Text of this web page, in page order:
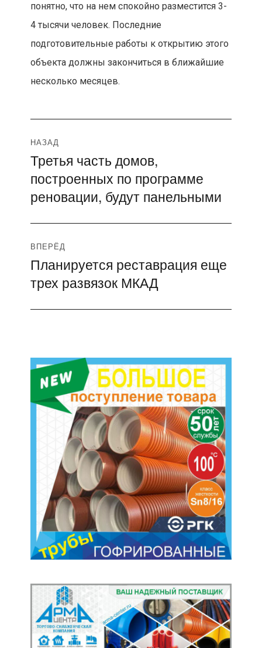
понятно, что на нем спокойно разместится 3-
4 тысячи человек. Последние
подготовительные работы к открытию этого
объекта должны закончиться в ближайшие
несколько месяцев.
Навигация
по
записям
НАЗАД
Предыдущая
запись:
Третья часть домов,
построенных по программе
реновации, будут панельными
ВПЕРЁД
Следующая
запись:
Планируется реставрация еще
трех развязок МКАД